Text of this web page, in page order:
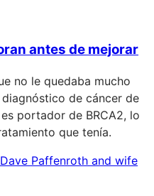
antes de mejorar
no le quedaba mucho
de cáncer de
portador de BRCA2, lo
que tenía.